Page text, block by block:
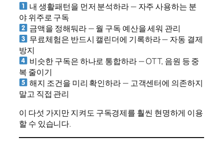
내 생활패턴을 먼저 분석하라 — 자주 사용하는 분
야 위주로 구독
금액을 정해둬라 — 월 구독 예산을 세워 관리
무료체험은 반드시 캘린더에 기록하라 — 자동 결제
방지
비슷한 구독은 하나로 통합하라 — OTT, 음원 등 중
복 줄이기
해지 조건을 미리 확인하라 — 고객센터에 의존하지
말고 직접 관리
이 다섯 가지만 지켜도 구독경제를 훨씬 현명하게 이용
할 수 있습니다.